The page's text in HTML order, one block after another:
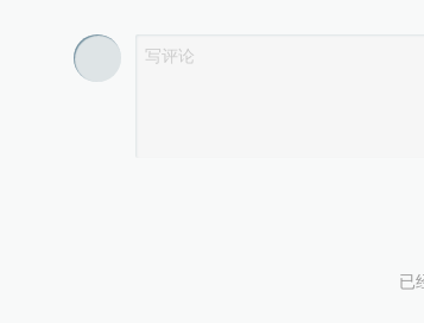
已